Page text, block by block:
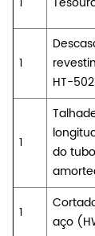
1
HT-
1
do
1
aço